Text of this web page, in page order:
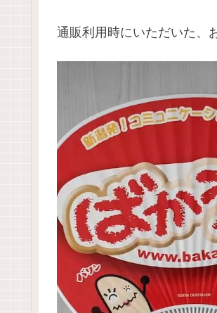
通販利用時にいただいた、